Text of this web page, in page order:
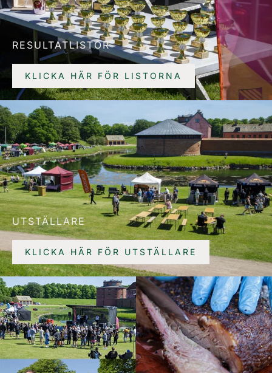
RESULTATLISTOR
KLICKA HÄR FÖR LISTORNA
UTSTÄLLARE
KLICKA HÄR FÖR UTSTÄLLARE